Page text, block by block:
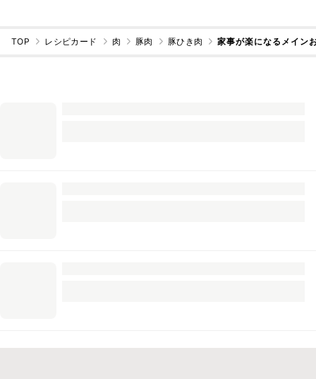
TOP レシピカード 肉 豚肉 豚ひき肉 家事が楽になるメイン